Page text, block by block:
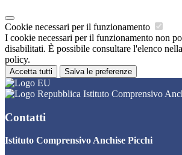
Cookie necessari per il funzionamento
I cookie necessari per il funzionamento non
disabilitati. È possibile consultare l'elenco
policy.
Accetta tutti Salva le preferenze
Istituto Comprensivo
Contatti
Istituto Comprensivo Anchise Picchi